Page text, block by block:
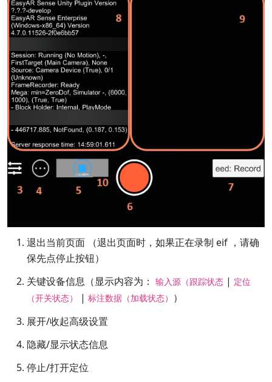
退出当前页面 （退出页面时，如果正在录制 eif ，请确
保先点停止按钮）
关键设备信息（显示内容为：
输入源（跟踪状态 | 定位
（开关状态）
| 标注数据（加载状态）
）
展开/收起高级设置
隐藏/显示状态信息
停止/打开定位